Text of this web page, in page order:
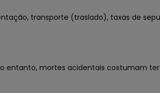
transporte (traslado), taxas de
entanto, mortes acidentais costumam